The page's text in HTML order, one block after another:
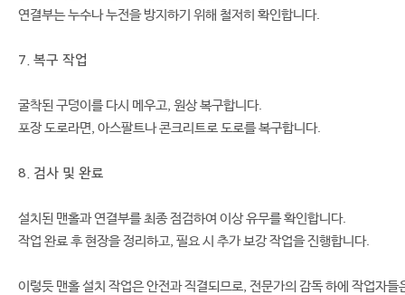
연결부는 누수나 누전을 방지하기 위해 철저히 확인합니다.
7. 복구 작업
굴착된 구덩이를 다시 메우고, 원상 복구합니다.
포장 도로라면, 아스팔트나 콘크리트로 도로를 복구합니다.
8. 검사 및 완료
설치된 맨홀과 연결부를 최종 점검하여 이상 유무를 확인합니다.
작업 완료 후 현장을 정리하고, 필요 시 추가 보강 작업을 진행합니다.
이렇듯 맨홀 설치 작업은 안전과 직결되므로, 전문가의 감독 하에 작업자들